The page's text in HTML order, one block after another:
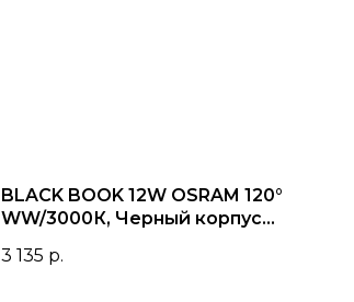
BLACK BOOK 12W OSRAM 120°
WW/3000К, Черный корпус
3 135 р.